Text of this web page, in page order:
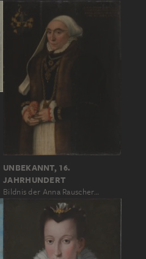
UNBEKANNT, 16.
JAHRHUNDERT
Bildnis der Anna Rauscher…